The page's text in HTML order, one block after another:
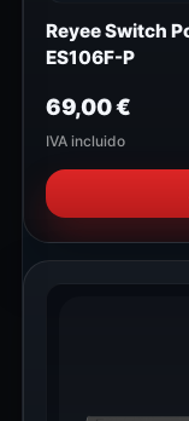
Reyee Switch
ES106F-P
69,00€
IVA incluido